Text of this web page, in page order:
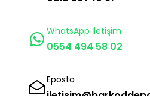
WhatsApp İletişim
0554 494 58 02
Eposta